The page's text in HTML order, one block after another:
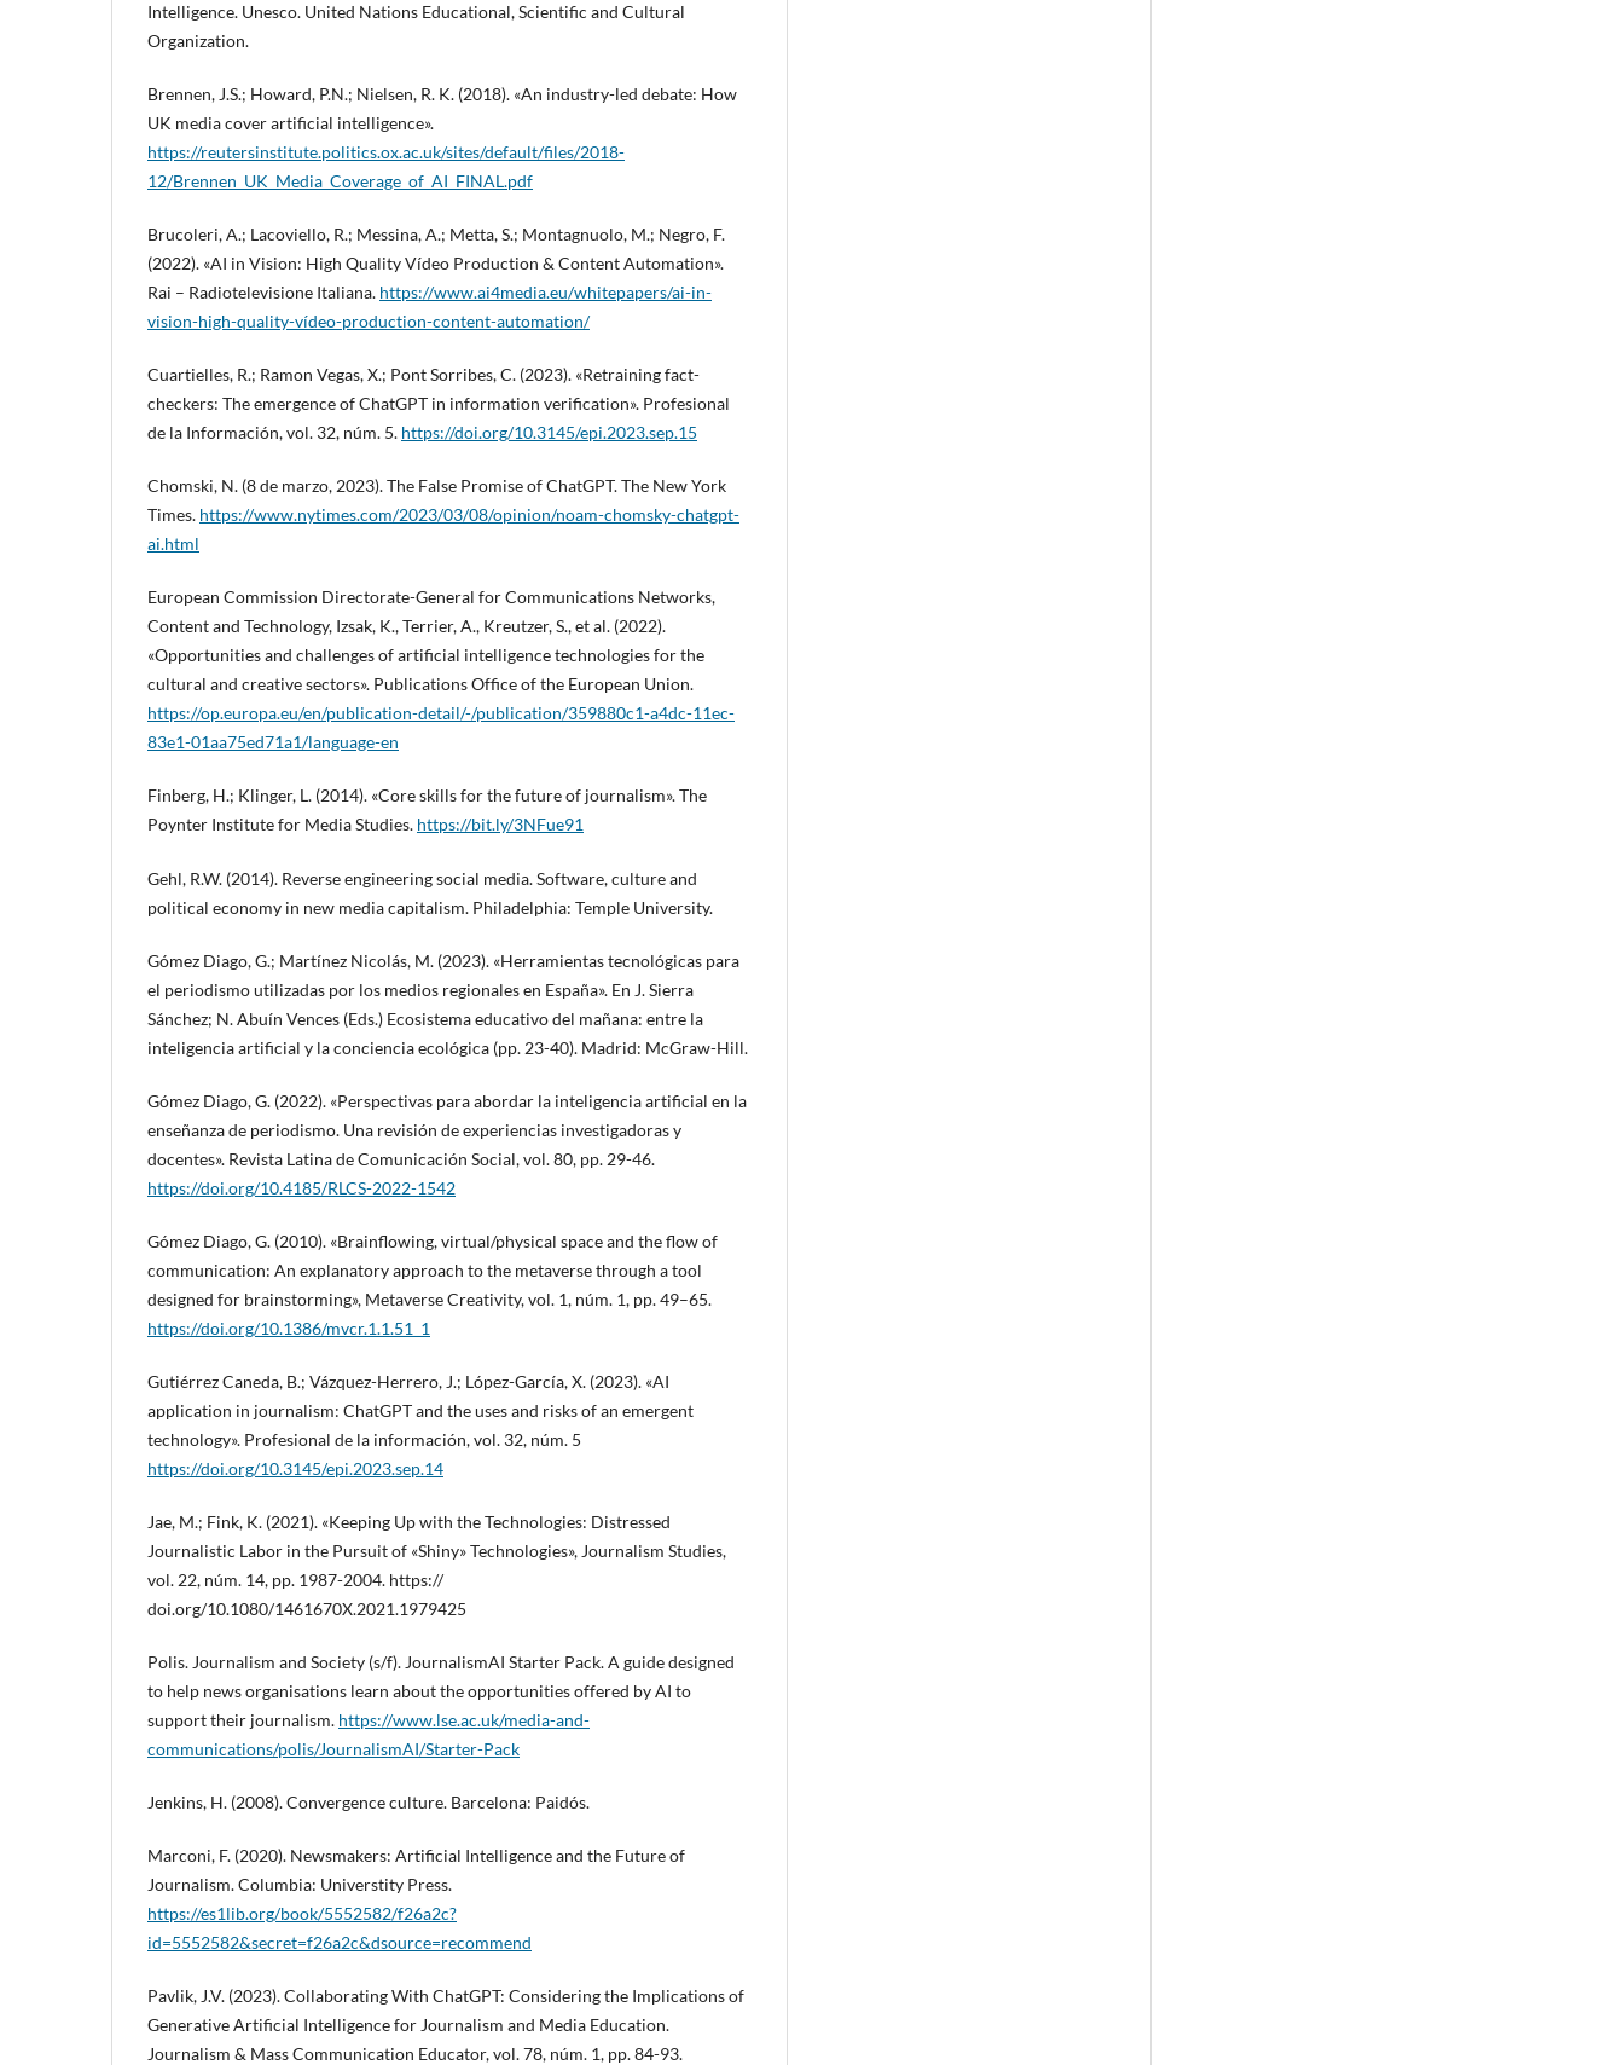
Intelligence. Unesco. United Nations Educational, Scientific and Cultural
Organization.
Brennen, J.S.; Howard, P.N.; Nielsen, R. K. (2018). «An industry-led debate: How
UK media cover artificial intelligence».
https://reutersinstitute.politics.ox.ac.uk/sites/default/files/2018-
12/Brennen_UK_Media_Coverage_of_AI_FINAL.pdf
Brucoleri, A.; Lacoviello, R.; Messina, A.; Metta, S.; Montagnuolo, M.; Negro, F.
(2022). «AI in Vision: High Quality Vídeo Production & Content Automation».
Rai – Radiotelevisione Italiana. https://www.ai4media.eu/whitepapers/ai-in-
vision-high-quality-vídeo-production-content-automation/
Cuartielles, R.; Ramon Vegas, X.; Pont Sorribes, C. (2023). «Retraining fact-
checkers: The emergence of ChatGPT in information verification». Profesional
de la Información, vol. 32, núm. 5. https://doi.org/10.3145/epi.2023.sep.15
Chomski, N. (8 de marzo, 2023). The False Promise of ChatGPT. The New York
Times. https://www.nytimes.com/2023/03/08/opinion/noam-chomsky-chatgpt-
ai.html
European Commission Directorate-General for Communications Networks,
Content and Technology, Izsak, K., Terrier, A., Kreutzer, S., et al. (2022).
«Opportunities and challenges of artificial intelligence technologies for the
cultural and creative sectors». Publications Office of the European Union.
https://op.europa.eu/en/publication-detail/-/publication/359880c1-a4dc-11ec-
83e1-01aa75ed71a1/language-en
Finberg, H.; Klinger, L. (2014). «Core skills for the future of journalism». The
Poynter Institute for Media Studies. https://bit.ly/3NFue91
Gehl, R.W. (2014). Reverse engineering social media. Software, culture and
political economy in new media capitalism. Philadelphia: Temple University.
Gómez Diago, G.; Martínez Nicolás, M. (2023). «Herramientas tecnológicas para
el periodismo utilizadas por los medios regionales en España». En J. Sierra
Sánchez; N. Abuín Vences (Eds.) Ecosistema educativo del mañana: entre la
inteligencia artificial y la conciencia ecológica (pp. 23-40). Madrid: McGraw-Hill.
Gómez Diago, G. (2022). «Perspectivas para abordar la inteligencia artificial en la
enseñanza de periodismo. Una revisión de experiencias investigadoras y
docentes». Revista Latina de Comunicación Social, vol. 80, pp. 29-46.
https://doi.org/10.4185/RLCS-2022-1542
Gómez Diago, G. (2010). «Brainflowing, virtual/physical space and the flow of
communication: An explanatory approach to the metaverse through a tool
designed for brainstorming», Metaverse Creativity, vol. 1, núm. 1, pp. 49–65.
https://doi.org/10.1386/mvcr.1.1.51_1
Gutiérrez Caneda, B.; Vázquez-Herrero, J.; López-García, X. (2023). «AI
application in journalism: ChatGPT and the uses and risks of an emergent
technology». Profesional de la información, vol. 32, núm. 5
https://doi.org/10.3145/epi.2023.sep.14
Jae, M.; Fink, K. (2021). «Keeping Up with the Technologies: Distressed
Journalistic Labor in the Pursuit of «Shiny» Technologies», Journalism Studies,
vol. 22, núm. 14, pp. 1987-2004. https://
doi.org/10.1080/1461670X.2021.1979425
Polis. Journalism and Society (s/f). JournalismAI Starter Pack. A guide designed
to help news organisations learn about the opportunities offered by AI to
support their journalism. https://www.lse.ac.uk/media-and-
communications/polis/JournalismAI/Starter-Pack
Jenkins, H. (2008). Convergence culture. Barcelona: Paidós.
Marconi, F. (2020). Newsmakers: Artificial Intelligence and the Future of
Journalism. Columbia: Universtity Press.
https://es1lib.org/book/5552582/f26a2c?
id=5552582&secret=f26a2c&dsource=recommend
Pavlik, J.V. (2023). Collaborating With ChatGPT: Considering the Implications of
Generative Artificial Intelligence for Journalism and Media Education.
Journalism & Mass Communication Educator, vol. 78, núm. 1, pp. 84-93.